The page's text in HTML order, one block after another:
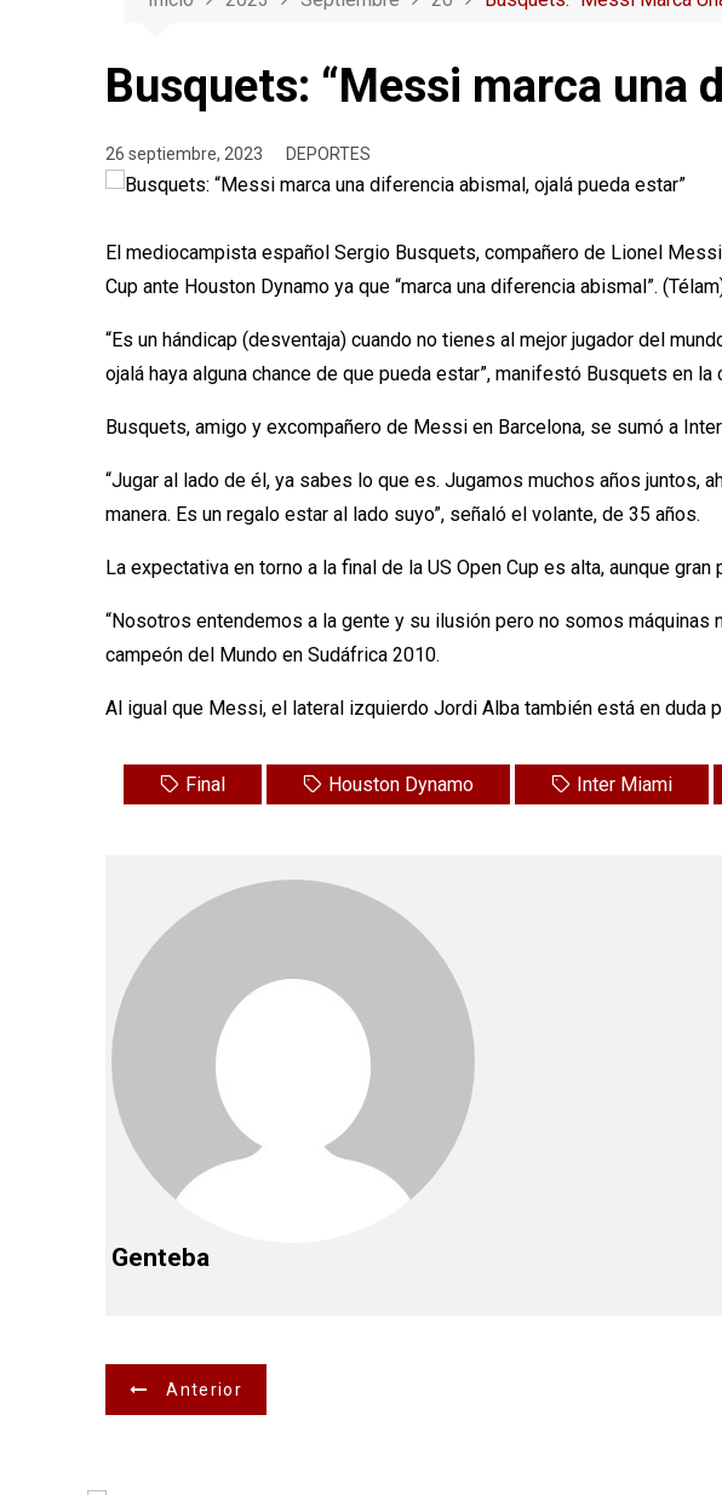
Busquets: “Messi marca una
26 septiembre, 2023 DEPORTES
El mediocampista español Sergio Busquets, compañero de Lionel
Cup ante Houston Dynamo ya que “marca una diferencia abismal”.
“Es un hándicap (desventaja) cuando no tienes al mejor jugador del
ojalá haya alguna chance de que pueda estar”, manifestó Busquets en
Busquets, amigo y excompañero de Messi en Barcelona, se sumó a
“Jugar al lado de él, ya sabes lo que es. Jugamos muchos años
manera. Es un regalo estar al lado suyo”, señaló el volante, de 35 años.
La expectativa en torno a la final de la US Open Cup es alta, aunque
“Nosotros entendemos a la gente y su ilusión pero no somos
campeón del Mundo en Sudáfrica 2010.
Al igual que Messi, el lateral izquierdo Jordi Alba también está en
Final Houston Dynamo Inter Miami
Genteba
N
Anterior